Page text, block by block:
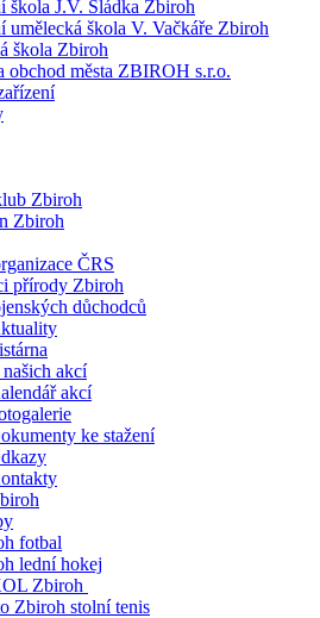
škola J.V. Sládka Zbiroh
umělecká škola V. Vačkáře Zbiroh
škola Zbiroh
obchod města ZBIROH s.r.o.
Zbiroh
Zbiroh
ČRS
přírody Zbiroh
důchodců
akcí
akcí
ke stažení
fotbal
lední hokej
Zbiroh
Zbiroh stolní tenis